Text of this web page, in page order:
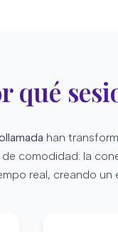
qué
han
comodidad: la
real, creando